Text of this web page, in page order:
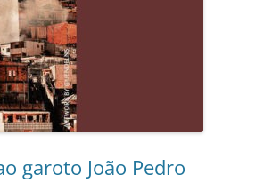
garoto João Pedro